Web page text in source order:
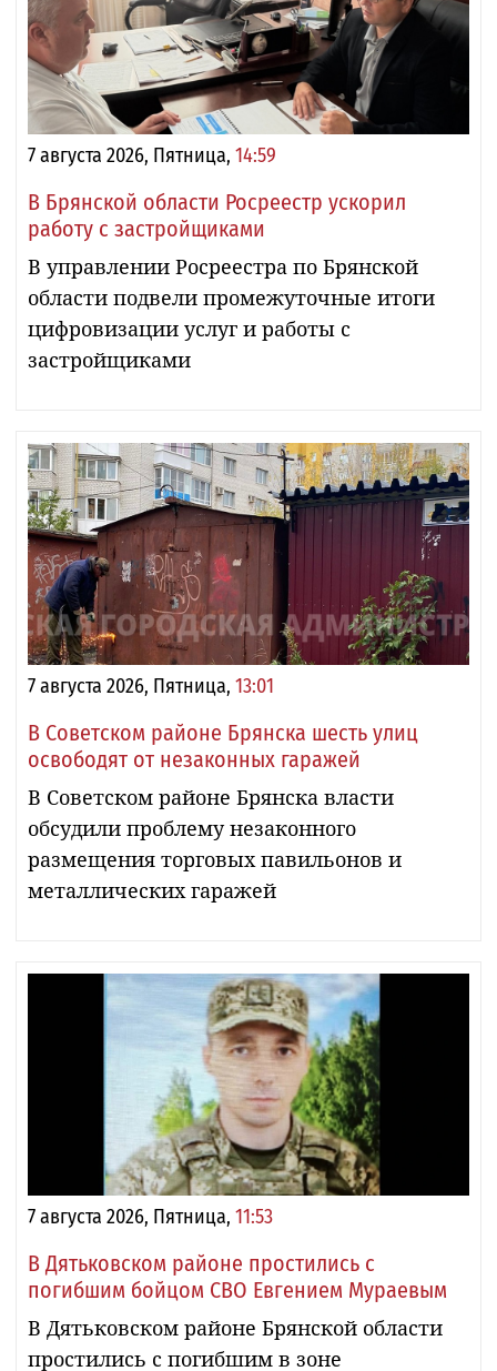
7 августа 2026, Пятница, 14:59
В Брянской области Росреестр ускорил
работу с застройщиками
В управлении Росреестра по Брянской
области подвели промежуточные итоги
цифровизации услуг и работы с
застройщиками
7 августа 2026, Пятница, 13:01
В Советском районе Брянска шесть улиц
освободят от незаконных гаражей
В Советском районе Брянска власти
обсудили проблему незаконного
размещения торговых павильонов и
металлических гаражей
7 августа 2026, Пятница, 11:53
В Дятьковском районе простились с
погибшим бойцом СВО Евгением Мураевым
В Дятьковском районе Брянской области
простились с погибшим в зоне